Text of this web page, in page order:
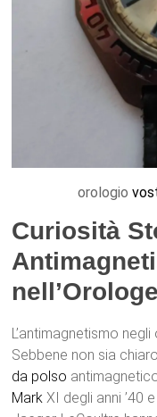
orologio
Curiosità
L’antimagnetismo
Sebbene non sia
da polso
Mark XI degli anni ’40